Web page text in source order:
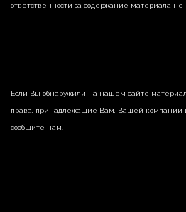
ответственности за содержание материала не
Если Вы обнаружили на нашем сайте
права, принадлежащие Вам, Вашей компании
сообщите нам.